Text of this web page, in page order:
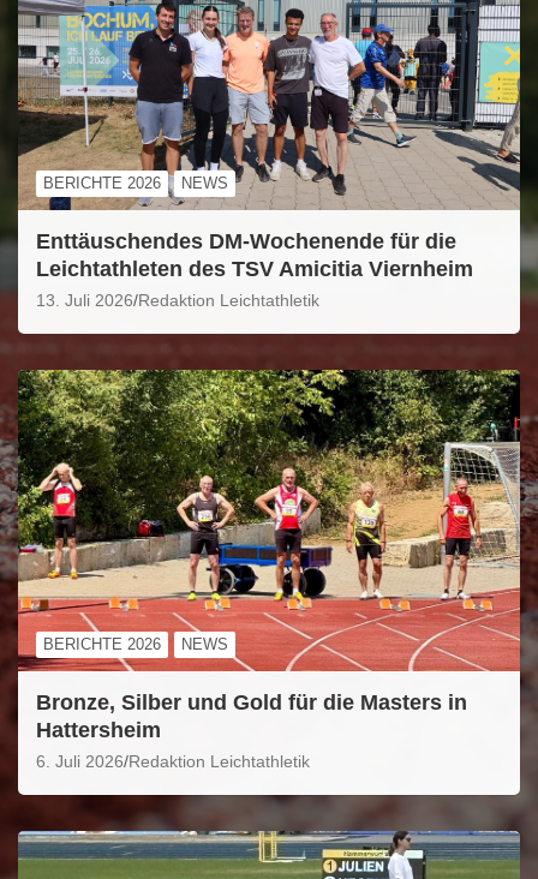
BERICHTE 2026 NEWS
Enttäuschendes DM-Wochenende für die
Leichtathleten des TSV Amicitia Viernheim
13. Juli 2026 Redaktion Leichtathletik
BERICHTE 2026 NEWS
Bronze, Silber und Gold für die Masters in
Hattersheim
6. Juli 2026 Redaktion Leichtathletik